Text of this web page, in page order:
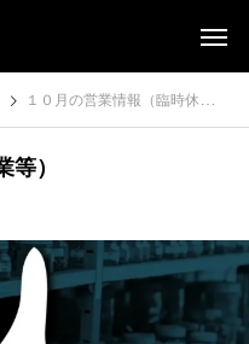
１０月の営業情報（臨時休業等）
等）